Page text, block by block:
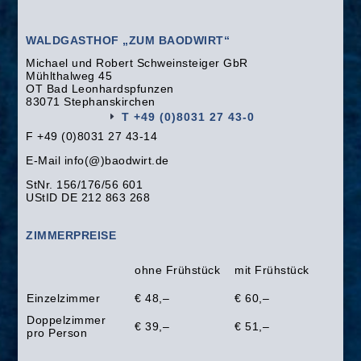
WALDGASTHOF „ZUM BAODWIRT“
Michael und Robert Schweinsteiger GbR
Mühlthalweg 45
OT Bad Leonhardspfunzen
83071 Stephanskirchen
T +49 (0)8031 27 43-0
F +49 (0)8031 27 43-14
E-Mail info(@)baodwirt.de
StNr. 156/176/56 601
UStID DE 212 863 268
ZIMMERPREISE
ohne Frühstück mit Frühstück
Einzelzimmer € 48,–
€ 60,–
Doppelzimmer
pro Person
€ 39,– € 51,–